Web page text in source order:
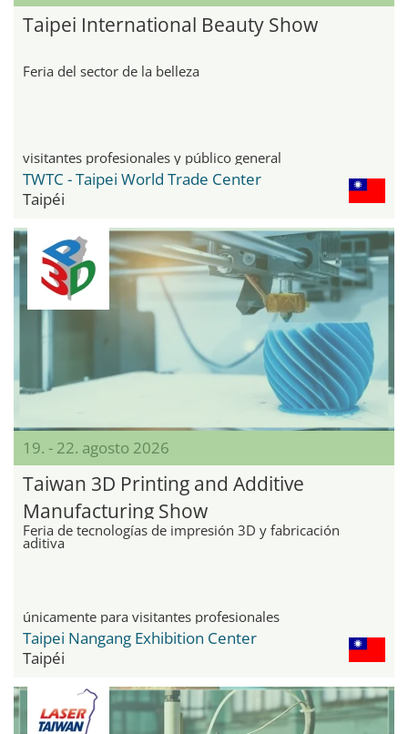
Taipei International Beauty Show
Feria del sector de la belleza
visitantes profesionales y público general
TWTC - Taipei World Trade Center
Taipéi
19. - 22. agosto 2026
Taiwan 3D Printing and Additive
Manufacturing Show
Feria de tecnologías de impresión 3D y fabricación
aditiva
únicamente para visitantes profesionales
Taipei Nangang Exhibition Center
Taipéi